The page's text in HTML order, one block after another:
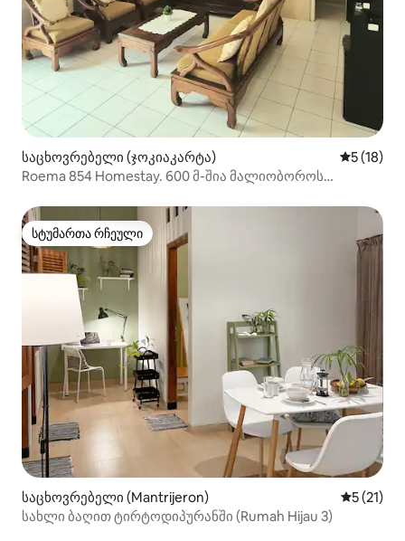
საცხოვრებელი (ჯოკიაკარტა) საშუალო
5 (18)
Roema 854 Homestay. 600 მ-შია მალიობოროს
სტუმართა რჩეული
სტუმართა რჩეული
საცხოვრებელი (Mantrijeron) საშუალო
5 (21)
სახლი ბაღით ტირტოდიპურანში (Rumah Hijau 3)